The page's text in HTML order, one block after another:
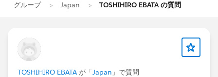
グループ Japan TOSHIHIRO EBATA の質問
TOSHIHIRO EBATA が「Japan 」で質問